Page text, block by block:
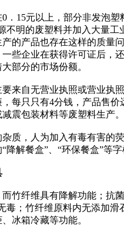
．15元以上，部分非发泡
不明的废塑料并加入大量
的产品也存在这样的质量
些企业在获得许可证后，
部分的市场份额。
来自无营业执照或营业执
每只只有4分钱，产品售
震包装材料等废塑料生产。
质，人为加入有毒有害的
解餐盒”、“环保餐盒”等
竹纤维具有降解功能；抗
毒；竹纤维原料内无添加滑
冰箱冷藏等功能。